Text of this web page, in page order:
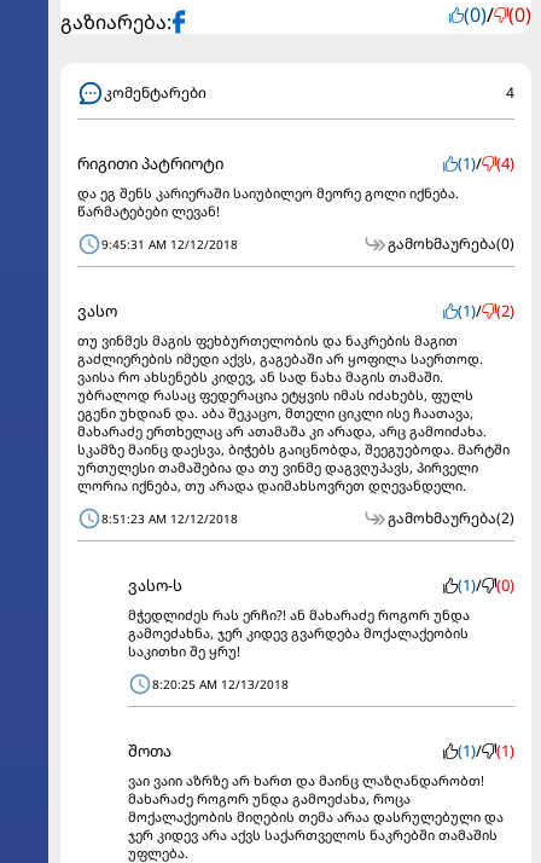
გაზიარება: (0)/ (0)
კომენტარები 4
რიგითი პატრიოტი (1)/ (4)
და ეგ შენს კარიერაში საიუბილეო მეორე გოლი იქნება.
წარმატებები ლევან!
9:45:31 AM 12/12/2018 გამოხმაურება(0)
ვასო (1)/ (2)
თუ ვინმეს მაგის ფეხბურთელობის და ნაკრების მაგით
გაძლიერების იმედი აქვს, გაგებაში არ ყოფილა საერთოდ.
ვაისა რო ახსენებს კიდევ, ან სად ნახა მაგის თამაში.
უბრალოდ რასაც ფედერაცია ეტყვის იმას იძახებს, ფულს
ეგენი უხდიან და. აბა შეკაცო, მთელი ციკლი ისე ჩაათავა,
მახარაძე ერთხელაც არ ათამაშა კი არადა, არც გამოიძახა.
სკამზე მაინც დაესვა, ბიჭებს გაიცნობდა, შეეგუებოდა. მარტში
ურთულესი თამაშებია და თუ ვინმე დაგვღუპავს, პირველი
ლორია იქნება, თუ არადა დაიმახსოვრეთ დღევანდელი.
8:51:23 AM 12/12/2018 გამოხმაურება(2)
ვასო-ს (1)/ (0)
მჭედლიძეს რას ერჩი?! ან მახარაძე როგორ უნდა
გამოეძახნა, ჯერ კიდევ გვარდება მოქალაქეობის
საკითხი შე ყრუ!
8:20:25 AM 12/13/2018
შოთა (1)/ (1)
ვაი ვაიი აზრზე არ ხართ და მაინც ლაზღანდარობთ!
მახარაძე როგორ უნდა გამოეძახა, როცა
მოქალაქეობის მიღების თემა არაა დასრულებული და
ჯერ კიდევ არა აქვს საქართველოს ნაკრებში თამაშის
უფლება.